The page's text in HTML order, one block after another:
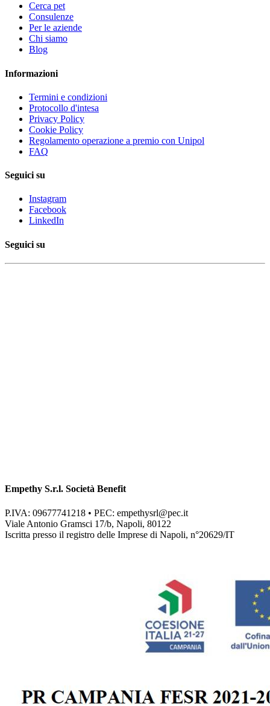
Cerca pet
Consulenze
Per le aziende
Chi siamo
Blog
Informazioni
Termini e condizioni
Protocollo d'intesa
Privacy Policy
Cookie Policy
Regolamento operazione a premio con Unipol
FAQ
Seguici su
Instagram
Facebook
LinkedIn
Seguici su
Empethy S.r.l. Società Benefit
P.IVA: 09677741218 • PEC: empethysrl@pec.it
Viale Antonio Gramsci 17/b, Napoli, 80122
Iscritta presso il registro delle Imprese di Napoli, n°20629/IT